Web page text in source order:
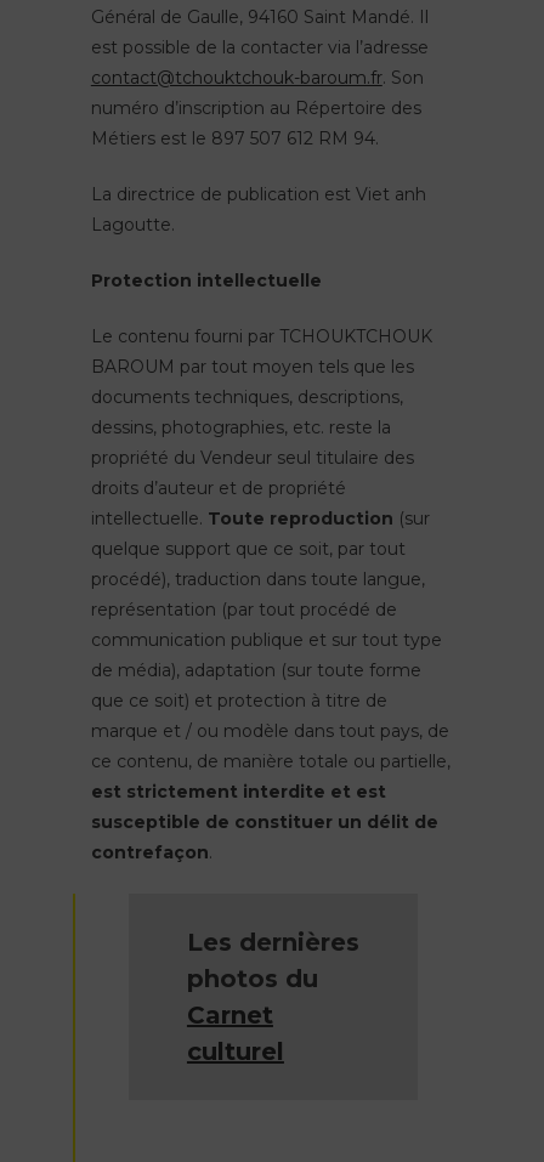
Général de Gaulle, 94160 Saint Mandé. Il
est possible de la contacter via l’adresse
contact@tchouktchouk-baroum.fr. Son
numéro d’inscription au Répertoire des
Métiers est le 897 507 612 RM 94.
La directrice de publication est Viet anh
Lagoutte.
Protection intellectuelle
Le contenu fourni par TCHOUKTCHOUK
BAROUM par tout moyen tels que les
documents techniques, descriptions,
dessins, photographies, etc. reste la
propriété du Vendeur seul titulaire des
droits d’auteur et de propriété
intellectuelle. Toute reproduction (sur
quelque support que ce soit, par tout
procédé), traduction dans toute langue,
représentation (par tout procédé de
communication publique et sur tout type
de média), adaptation (sur toute forme
que ce soit) et protection à titre de
marque et / ou modèle dans tout pays, de
ce contenu, de manière totale ou partielle,
est strictement interdite et est
susceptible de constituer un délit de
contrefaçon.
Les dernières
photos du
Carnet
culturel